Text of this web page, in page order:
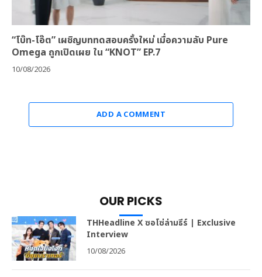
“โบ๊ท-โอ๊ต” เผชิญบททดสอบครั้งใหม่ เมื่อความลับ Pure
Omega ถูกเปิดเผย ใน “KNOT” EP.7
10/08/2026
ADD A COMMENT
OUR PICKS
THHeadline X ซอโซ่ล่ามธีร์ | Exclusive
Interview
10/08/2026